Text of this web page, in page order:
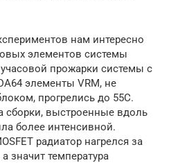
нам интересно
элементов системы
прожарки системы с
элементы VRM, не
прогрелись до 55С.
сборки, выстроенные вдоль
более интенсивной.
радиатор нагрелся за
значит температура